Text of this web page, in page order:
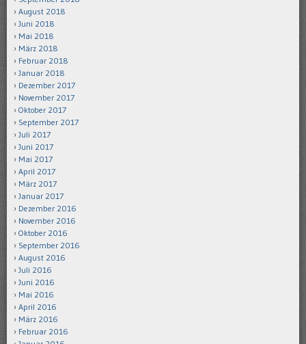
August 2018
Juni 2018
Mai 2018
März 2018
Februar 2018
Januar 2018
Dezember 2017
November 2017
Oktober 2017
September 2017
Juli 2017
Juni 2017
Mai 2017
April 2017
März 2017
Januar 2017
Dezember 2016
November 2016
Oktober 2016
September 2016
August 2016
Juli 2016
Juni 2016
Mai 2016
April 2016
März 2016
Februar 2016